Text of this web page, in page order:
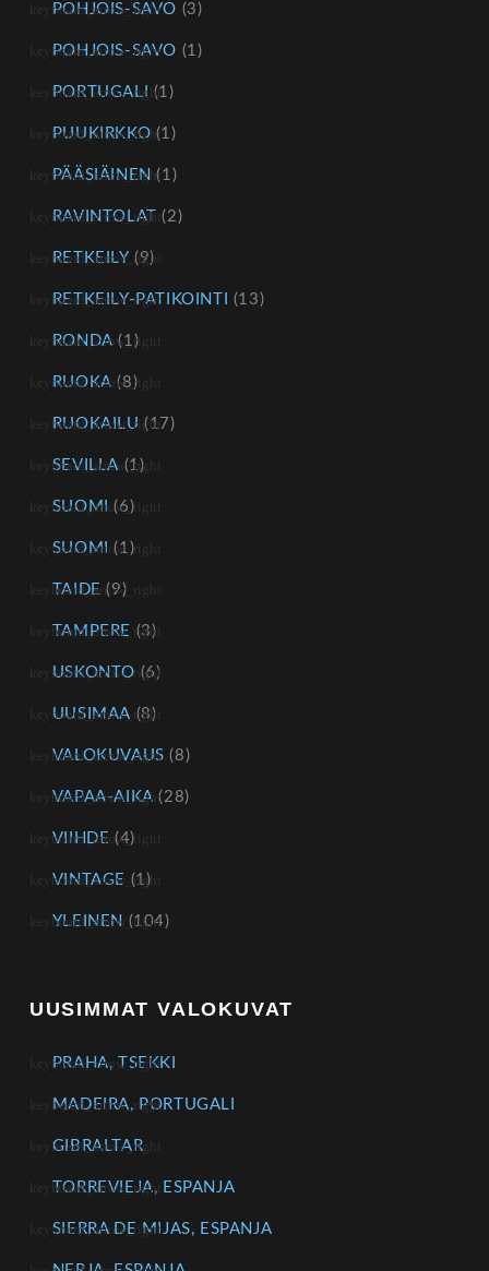
POHJOIS-SAVO (3)
POHJOIS-SAVO (1)
PORTUGALI (1)
PUUKIRKKO (1)
PÄÄSIÄINEN (1)
RAVINTOLAT (2)
RETKEILY (9)
RETKEILY-PATIKOINTI (13)
RONDA (1)
RUOKA (8)
RUOKAILU (17)
SEVILLA (1)
SUOMI (6)
SUOMI (1)
TAIDE (9)
TAMPERE (3)
USKONTO (6)
UUSIMAA (8)
VALOKUVAUS (8)
VAPAA-AIKA (28)
VIIHDE (4)
VINTAGE (1)
YLEINEN (104)
UUSIMMAT VALOKUVAT
PRAHA, TSEKKI
MADEIRA, PORTUGALI
GIBRALTAR
TORREVIEJA, ESPANJA
SIERRA DE MIJAS, ESPANJA